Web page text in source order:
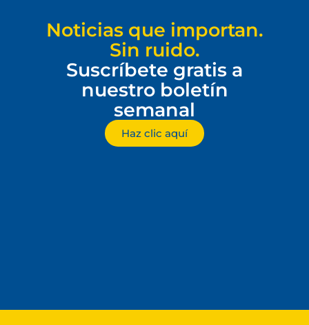
Noticias que importan.
Sin ruido.
Suscríbete gratis a
nuestro boletín
semanal
Haz clic aquí